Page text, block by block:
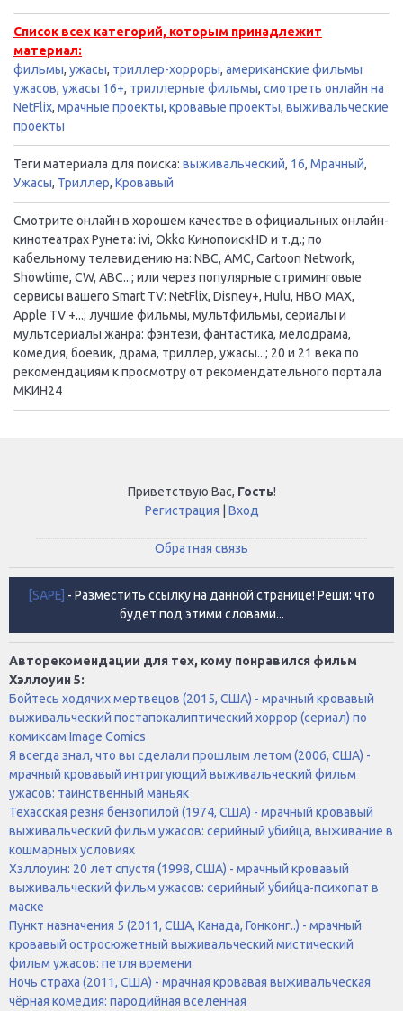
Список всех категорий, которым принадлежит
материал:
фильмы, ужасы, триллер-хорроры, американские фильмы
ужасов, ужасы 16+, триллерные фильмы, смотреть онлайн на
NetFlix, мрачные проекты, кровавые проекты, выживальческие
проекты
Теги материала для поиска: выживальческий, 16, Мрачный,
Ужасы, Триллер, Кровавый
Смотрите онлайн в хорошем качестве в официальных онлайн-
кинотеатрах Рунета: ivi, Okko КинопоискHD и т.д.; по
кабельному телевидению на: NBC, AMC, Cartoon Network,
Showtime, CW, ABC...; или через популярные стриминговые
сервисы вашего Smart TV: NetFlix, Disney+, Hulu, HBO MAX,
Apple TV +...; лучшие фильмы, мультфильмы, сериалы и
мультсериалы жанра: фэнтези, фантастика, мелодрама,
комедия, боевик, драма, триллер, ужасы...; 20 и 21 века по
рекомендациям к просмотру от рекомендательного портала
МКИН24
Приветствую Вас, Гость!
Регистрация
Вход
Обратная связь
[SAPE] - Разместить ссылку на данной странице! Реши: что
будет под этими словами...
Авторекомендации для тех, кому понравился фильм
Хэллоуин 5:
Бойтесь ходячих мертвецов (2015, США) - мрачный кровавый
выживальческий постапокалиптический хоррор (сериал) по
комиксам Image Comics
Я всегда знал, что вы сделали прошлым летом (2006, США) -
мрачный кровавый интригующий выживальческий фильм
ужасов: таинственный маньяк
Техасская резня бензопилой (1974, США) - мрачный кровавый
выживальческий фильм ужасов: серийный убийца, выживание в
кошмарных условиях
Хэллоуин: 20 лет спустя (1998, США) - мрачный кровавый
выживальческий фильм ужасов: серийный убийца-психопат в
маске
Пункт назначения 5 (2011, США, Канада, Гонконг..) - мрачный
кровавый остросюжетный выживальческий мистический
фильм ужасов: петля времени
Ночь страха (2011, США) - мрачная кровавая выживальческая
чёрная комедия: пародийная вселенная